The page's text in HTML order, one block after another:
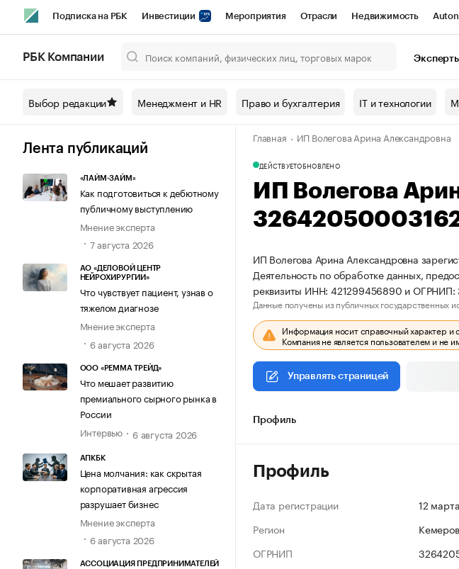
Подписка на РБК Инвестиции Мероприятия Отрасли Недвижимость
Спецпроекты СПб Конференции СПб Спецпроекты Проверка контрагентов
Технологии и медиа Рынок наличной валюты
РБК Компании
Выбор редакции Менеджмент и HR Право и бухгалтерия IT и технологии
Лента публикаций
«ЛАЙМ-ЗАЙМ»
Как подготовиться к дебютному
публичному выступлению
Мнение эксперта
7 августа 2026
АО «ДЕЛОВОЙ ЦЕНТР
НЕЙРОХИРУРГИИ»
Что чувствует пациент, узнав о
тяжелом диагнозе
Мнение эксперта
6 августа 2026
ООО «РЕММА ТРЕЙД»
Что мешает развитию
премиального сырного рынка в
России
Интервью
6 августа 2026
АПКБК
Цена молчания: как скрытая
корпоративная агрессия
разрушает бизнес
Мнение эксперта
6 августа 2026
АССОЦИАЦИЯ ПРЕДПРИНИМАТЕЛЕЙ
Главная ИП Волегова Арина Александровна
ДЕЙСТВУЕТОБНОВЛЕНО
ИП Волегова
ИП Волегова Арина Александровна
Деятельность по обработке данных,
реквизиты ИНН: 421299456890 и
Данные получены из публичных государственных
Информация носит справочный характер и
Компания не является пользователем и не
Управлять страницей
Профиль
Профиль
Дата регистрации
12
Регион
ОГРНИП